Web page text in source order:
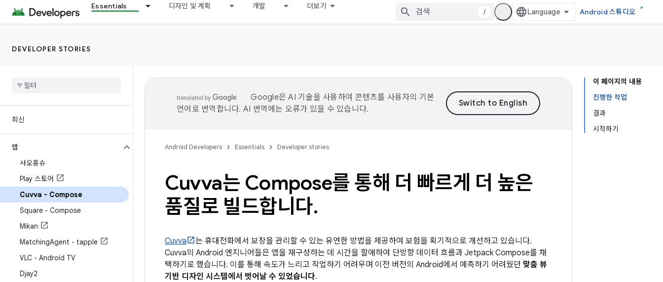
Essentials 디자인 및 계획 개발 더보기
/ Android 스튜디오
DEVELOPER STORIES
최신
앱
샤오홍슈
Play 스토어
Cuvva - Compose
Square - Compose
Mikan
MatchingAgent - tapple
VLC - Android TV
Djay2
이 페이지의 내용
진행한 작업
결과
시작하기
Google은 AI 기술을 사용하여 콘텐츠를 사용자의 기본
언어로 번역합니다. AI 번역에는 오류가 있을 수 있습니다.
Android Developers Essentials Developer stories
Cuvva는 Compose를 통해 더 빠르게 더 높은
품질로 빌드합니다.
Cuvva
는 휴대전화에서 보장을 관리할 수 있는 유연한 방법을 제공하여 보험을 획기적으로 개선하고 있습니다.
Cuvva의 Android 엔지니어들은 앱을 재구성하는 데 시간을 할애하여 단방향 데이터 흐름과 Jetpack Compose를 채
택하기로 했습니다. 이를 통해 속도가 느리고 작업하기 어려우며 이전 버전의 Android에서 예측하기 어려웠던 맞춤 뷰
기반 디자인 시스템에서 벗어날 수 있었습니다.